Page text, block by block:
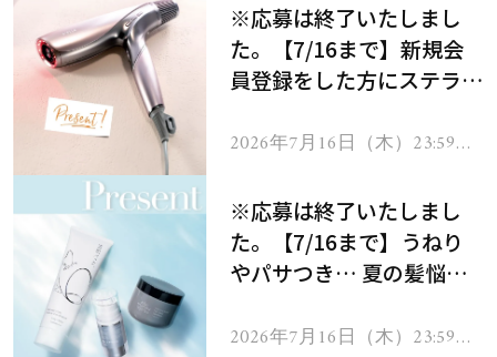
※応募は終了いたしまし
た。【7/16まで】新規会
員登録をした方にステラボ
ヘアドライヤー ジュエル
2026年7月16日（木）23:59ま
※応募は終了いたしまし
た。【7/16まで】うねり
やパサつき… 夏の髪悩み
ムを13名様にプレゼン
2026年7月16日（木）23:59ま